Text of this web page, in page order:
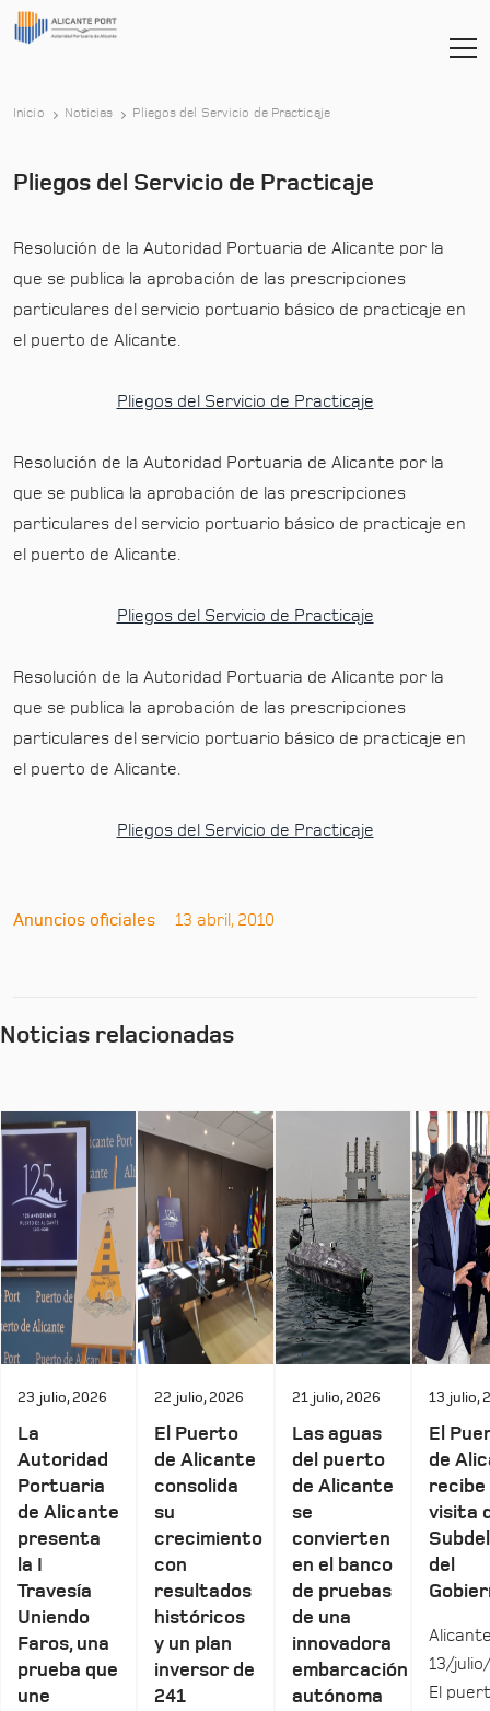
Inicio Noticias Pliegos del Servicio de Practicaje
Pliegos del Servicio de Practicaje
Resolución de la Autoridad Portuaria de Alicante por la
que se publica la aprobación de las prescripciones
particulares del servicio portuario básico de practicaje en
el puerto de Alicante.
Pliegos del Servicio de Practicaje
Resolución de la Autoridad Portuaria de Alicante por la
que se publica la aprobación de las prescripciones
particulares del servicio portuario básico de practicaje en
el puerto de Alicante.
Pliegos del Servicio de Practicaje
Resolución de la Autoridad Portuaria de Alicante por la
que se publica la aprobación de las prescripciones
particulares del servicio portuario básico de practicaje en
el puerto de Alicante.
Pliegos del Servicio de Practicaje
Anuncios oficiales 13 abril, 2010
Noticias relacionadas
23 julio, 2026
La
Autoridad
Portuaria
de Alicante
presenta
la I
Travesía
Uniendo
Faros, una
prueba que
une
22 julio, 2026
El Puerto
de Alicante
consolida
su
crecimiento
con
resultados
históricos
y un plan
inversor de
241
21 julio, 2026
Las aguas
del puerto
de Alicante
se
convierten
en el banco
de pruebas
de una
innovadora
embarcación
autónoma
13 julio,
El
de
recibe
visita
del
13/
El